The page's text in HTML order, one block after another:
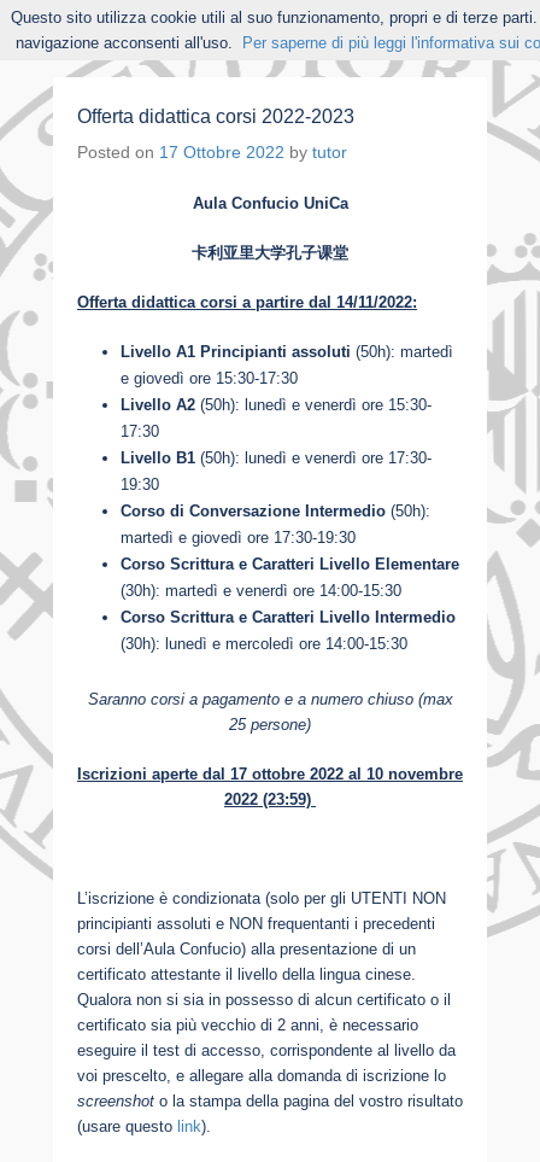
Offerta didattica corsi 2022-2023
Posted on 17 Ottobre 2022 by tutor
Aula Confucio UniCa
卡利亚里大学孔子课堂
Offerta didattica corsi a partire dal 14/11/2022:
Livello A1 Principianti assoluti (50h): martedì
e giovedì ore 15:30-17:30
Livello A2 (50h): lunedì e venerdì ore 15:30-
17:30
Livello B1 (50h): lunedì e venerdì ore 17:30-
19:30
Corso di Conversazione Intermedio (50h):
martedì e giovedì ore 17:30-19:30
Corso Scrittura e Caratteri Livello Elementare
(30h): martedì e venerdì ore 14:00-15:30
Corso Scrittura e Caratteri Livello Intermedio
(30h): lunedì e mercoledì ore 14:00-15:30
Saranno corsi a pagamento e a numero chiuso (max
25 persone)
Iscrizioni aperte dal 17 ottobre 2022 al 10 novembre
2022 (23:59)
L’iscrizione è condizionata (solo per gli UTENTI NON
principianti assoluti e NON frequentanti i precedenti
corsi dell’Aula Confucio) alla presentazione di un
certificato attestante il livello della lingua cinese.
Qualora non si sia in possesso di alcun certificato o il
certificato sia più vecchio di 2 anni, è necessario
eseguire il test di accesso, corrispondente al livello da
voi prescelto, e allegare alla domanda di iscrizione lo
screenshot o la stampa della pagina del vostro risultato
(usare questo link).
Questo sito utilizza cookie utili al suo funzionamento, propri e di terze
navigazione acconsenti all'uso.
Per saperne di più leggi l'informativa sui